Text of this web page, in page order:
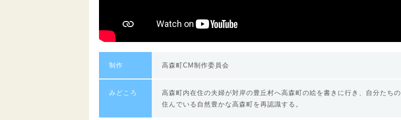
制作 高森町CM制作委員会
みどころ
高森町内在住の夫婦が対岸の豊丘村へ高森町の絵を書きに行き、自分たちの
住んでいる自然豊かな高森町を再認識する。